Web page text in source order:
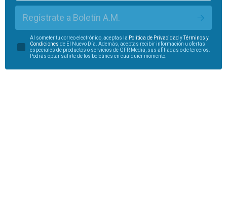
Regístrate a Boletín A.M.
Al someter tu correo electrónico, aceptas la Política de Privacidad yTérminos y
Condiciones de El Nuevo Día. Además, aceptas recibir información u ofertas
especiales de productos o servicios de GFR Media, sus afiliadas o de terceros.
Podrás optar salirte de los boletines en cualquier momento.